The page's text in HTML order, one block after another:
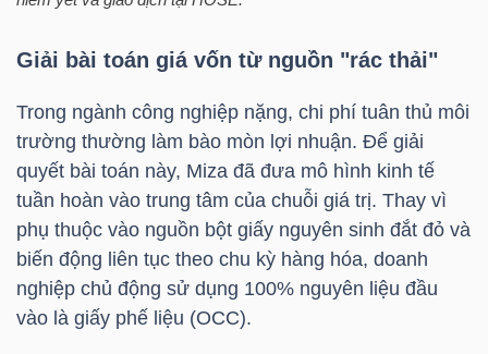
Giải bài toán giá vốn từ nguồn "rác thải"
Trong ngành công nghiệp nặng, chi phí tuân thủ môi
trường thường làm bào mòn lợi nhuận. Để giải
quyết bài toán này, Miza đã đưa mô hình kinh tế
tuần hoàn vào trung tâm của chuỗi giá trị. Thay vì
phụ thuộc vào nguồn bột giấy nguyên sinh đắt đỏ và
biến động liên tục theo chu kỳ hàng hóa, doanh
nghiệp chủ động sử dụng 100% nguyên liệu đầu
vào là giấy phế liệu (OCC).
DOANH
NGHIỆP
CỔ